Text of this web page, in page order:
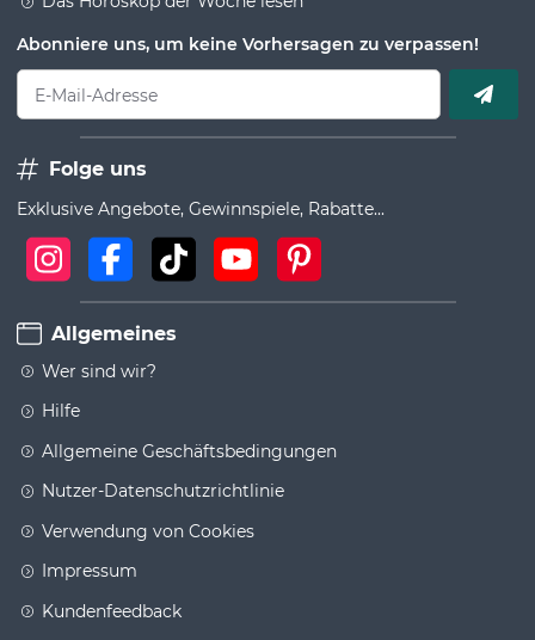
Abonniere uns, um keine Vorhersagen zu verpassen!
E-Mail-Adresse
Folge uns
Exklusive Angebote, Gewinnspiele, Rabatte...
Allgemeines
Wer sind wir?
Hilfe
Allgemeine Geschäftsbedingungen
Nutzer-Datenschutzrichtlinie
Verwendung von Cookies
Impressum
Kundenfeedback